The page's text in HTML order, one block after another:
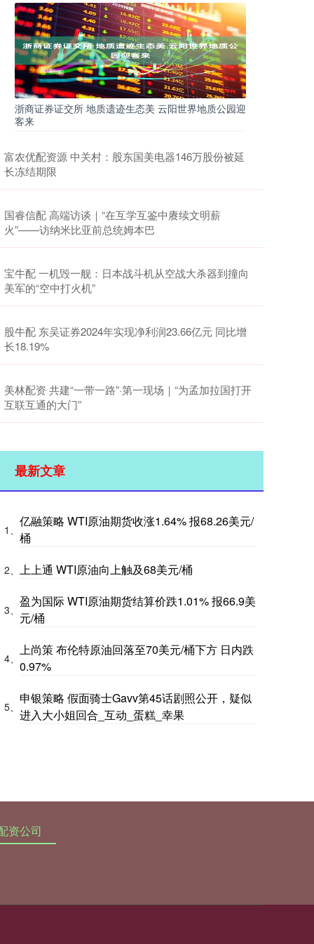
浙商证券证交所 地质遗迹生态美 云阳世界地质公园迎
客来
富农优配资源 中关村：股东国美电器146万股份被延
长冻结期限
国睿信配 高端访谈｜“在互学互鉴中赓续文明薪
火”——访纳米比亚前总统姆本巴
宝牛配 一机毁一舰：日本战斗机从空战大杀器到撞向
美军的“空中打火机”
股牛配 东吴证券2024年实现净利润23.66亿元 同比增
长18.19%
美林配资 共建“一带一路”·第一现场｜“为孟加拉国打开
互联互通的大门”
最新文章
1、
亿融策略 WTI原油期货收涨1.64% 报68.26美元/
桶
2、 上上通 WTI原油向上触及68美元/桶
3、
盈为国际 WTI原油期货结算价跌1.01% 报66.9美
元/桶
4、
上尚策 布伦特原油回落至70美元/桶下方 日内跌
0.97%
5、
申银策略 假面骑士Gavv第45话剧照公开，疑似
进入大小姐回合_互动_蛋糕_幸果
资公司